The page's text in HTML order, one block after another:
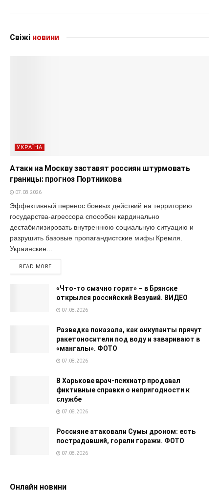
Свіжі новини
УКРАЇНА
Атаки на Москву заставят россиян штурмовать
границы: прогноз Портникова
07.08.2026
Эффективный перенос боевых действий на территорию
государства-агрессора способен кардинально
дестабилизировать внутреннюю социальную ситуацию и
разрушить базовые пропагандистские мифы Кремля.
Украинские...
READ MORE
«Что-то смачно горит» – в Брянске
открылся российский Везувий. ВИДЕО
07.08.2026
Разведка показала, как оккупанты прячут
ракетоносители под воду и заваривают в
«мангалы». ФОТО
07.08.2026
В Харькове врач-психиатр продавал
фиктивные справки о непригодности к
службе
07.08.2026
Россияне атаковали Сумы дроном: есть
пострадавший, горели гаражи. ФОТО
07.08.2026
Онлайн новини